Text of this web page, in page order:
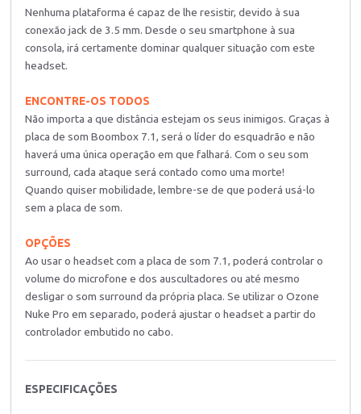
Nenhuma plataforma é capaz de lhe resistir, devido à sua
conexão jack de 3.5 mm. Desde o seu smartphone à sua
consola, irá certamente dominar qualquer situação com este
headset.
ENCONTRE-OS TODOS
Não importa a que distância estejam os seus inimigos. Graças à
placa de som Boombox 7.1, será o líder do esquadrão e não
haverá uma única operação em que falhará. Com o seu som
surround, cada ataque será contado como uma morte!
Quando quiser mobilidade, lembre-se de que poderá usá-lo
sem a placa de som.
OPÇÕES
Ao usar o headset com a placa de som 7.1, poderá controlar o
volume do microfone e dos auscultadores ou até mesmo
desligar o som surround da própria placa. Se utilizar o Ozone
Nuke Pro em separado, poderá ajustar o headset a partir do
controlador embutido no cabo.
ESPECIFICAÇÕES